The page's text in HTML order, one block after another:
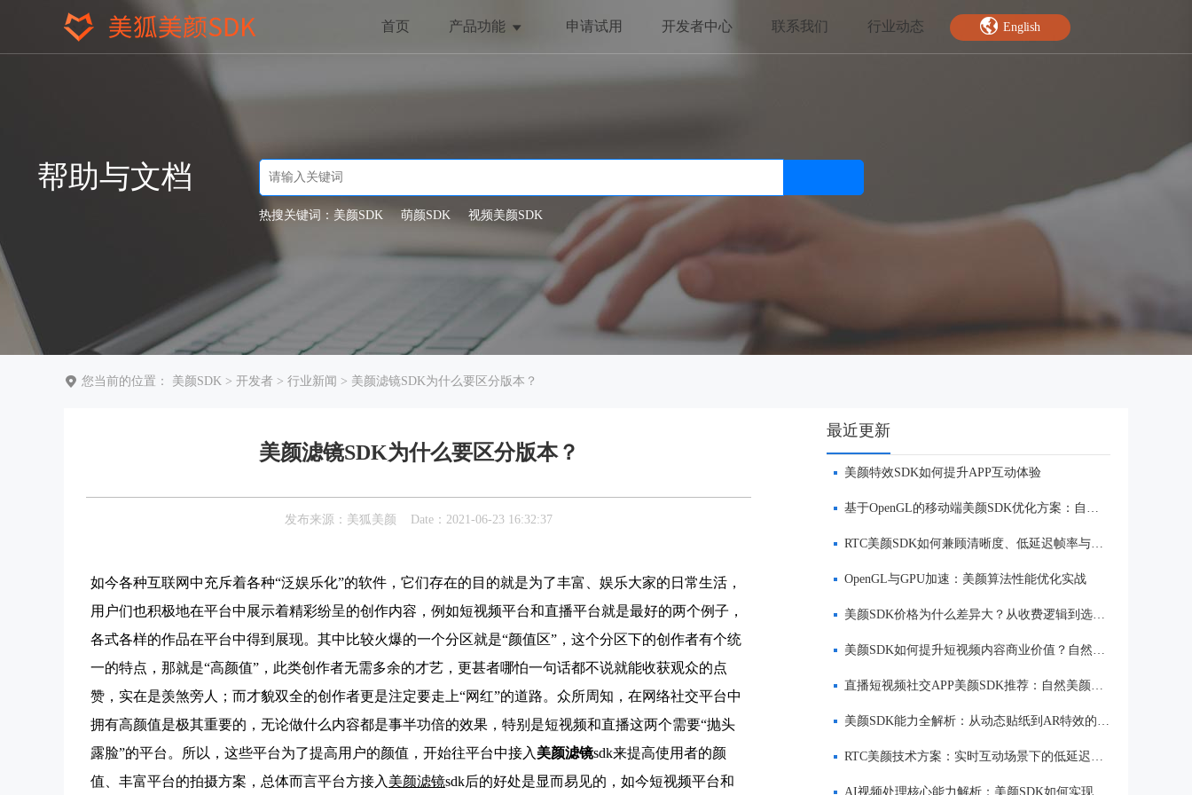
首页 产品功能
人脸美型
滤镜特效
哈哈镜
人脸关键点
AI人像分割
申请试用 开发者中心 联系我们 行业动态 English
帮助与文档
热搜关键词： 美颜SDK 萌颜SDK 视频美颜SDK
您当前的位置： 美颜SDK > 开发者 > 行业新闻 > 美颜滤镜SDK为什么要区分版本？
美颜滤镜SDK为什么要区分版本？
发布来源：美狐美颜 Date：2021-06-23 16:32:37
如今各种互联网中充斥着各种“泛娱乐化”的软件，它们存在的目的就是为了丰富、娱乐大家的日常生活，
用户们也积极地在平台中展示着精彩纷呈的创作内容，例如短视频平台和直播平台就是最好的两个例子，
各式各样的作品在平台中得到展现。其中比较火爆的一个分区就是“颜值区”，这个分区下的创作者有个统
一的特点，那就是“高颜值”，此类创作者无需多余的才艺，更甚者哪怕一句话都不说就能收获观众的点
赞，实在是羡煞旁人；而才貌双全的创作者更是注定要走上“网红”的道路。众所周知，在网络社交平台中
拥有高颜值是极其重要的，无论做什么内容都是事半功倍的效果，特别是短视频和直播这两个需要“抛头
露脸”的平台。所以，这些平台为了提高用户的颜值，开始往平台中接入 美颜滤镜sdk来提高使用者的颜
值、丰富平台的拍摄方案，总体而言平台方接入 美颜滤镜sdk后的好处是显而易见的，如今短视频平台和
最近更新
美颜特效SDK如何提升APP互动体验
基于OpenGL的移动端美颜SDK优化方案：自然美颜、低延迟与多端适配
RTC美颜SDK如何兼顾清晰度、低延迟帧率与自然美颜效果
OpenGL与GPU加速：美颜算法性能优化实战
美颜SDK价格为什么差异大？从收费逻辑到选型优势一次讲清
美颜SDK如何提升短视频内容商业价值？自然美颜、实时渲染与多端适配优势解析
直播短视频社交APP美颜SDK推荐：自然美颜、低延迟与多端适配对比
美颜SDK能力全解析：从动态贴纸到AR特效的实时渲染方案
RTC美颜技术方案：实时互动场景下的低延迟美颜